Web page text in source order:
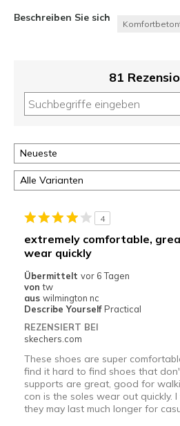
Beschreiben Sie sich
81
4
extremely comfortable,
wear quickly
Übermittelt vor 6 Tagen
von tw
aus wilmington nc
Describe Yourself Practical
REZENSIERT BEI
skechers.com
These shoes are super
find it hard to find shoes that
supports are great, good for
con is the soles wear out quickly.
they may last much longer for